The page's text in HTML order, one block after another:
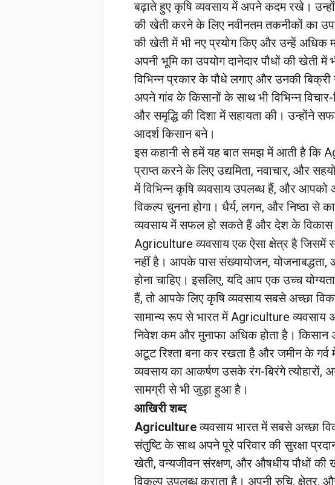
बढ़ाते हुए कृषि व्यवसाय में अपने कदम रखे।
की खेती करने के लिए नवीनतम तकनीकों का
की खेती में भी नए प्रयोग किए और उन्हें अधिक
अपनी भूमि का उपयोग दानेदार पौधों की खेती में
विभिन्न प्रकार के पौधे लगाए और उनकी बिक्री
अपने गांव के किसानों के साथ भी विभिन्न
और समृद्धि की दिशा में सहायता की। उन्होंने
आदर्श किसान बने।
इस कहानी से हमें यह बात समझ में आती है कि
प्राप्त करने के लिए उद्यमिता, नवाचार, और
में विभिन्न कृषि व्यवसाय उपलब्ध हैं, और
विकल्प चुनना होगा। धैर्य, लगन, और निष्ठा से
व्यवसाय में सफल हो सकते हैं और देश के विकास
Agriculture व्यवसाय एक ऐसा क्षेत्र है जिसमें
नहीं है। आपके पास संख्यायोजन, योजनाबद्धता,
होना चाहिए। इसलिए, यदि आप एक उच्च
हैं, तो आपके लिए कृषि व्यवसाय सबसे अच्छा
सामान्य रूप से भारत में Agriculture व्यवसाय
निवेश कम और मुनाफा अधिक होता है। किसान
अटूट रिश्ता बना कर रखता है और जमीन के
व्यवसाय का आकर्षण उसके रंग-बिरंगे त्योहारों,
सामग्री से भी जुड़ा हुआ है।
आखिरी शब्द
Agricultureव्यवसाय भारत में सबसे अच्छा
संतुष्टि के साथ अपने पूरे परिवार की सुरक्षा
खेती, वन्यजीवन संरक्षण, और औषधीय पौधों की
विकल्प उपलब्ध कराता है। अपनी रुचि, क्षेत्र,